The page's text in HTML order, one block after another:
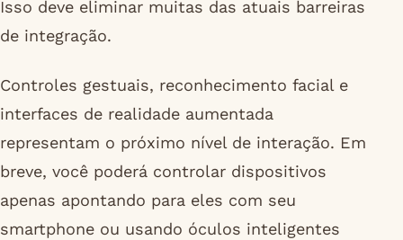
Isso deve eliminar muitas das atuais barreiras
de integração.
Controles gestuais, reconhecimento facial e
interfaces de realidade aumentada
representam o próximo nível de interação. Em
breve, você poderá controlar dispositivos
apenas apontando para eles com seu
smartphone ou usando óculos inteligentes